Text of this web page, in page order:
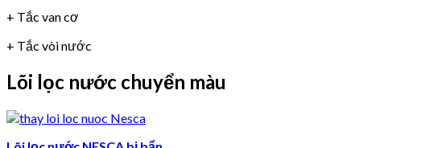
+ Tắc van cơ
+ Tắc vòi nước
Lõi lọc nước chuyển màu